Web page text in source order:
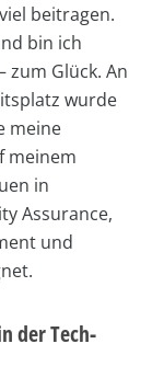
beitragen.
bin ich
zum Glück. An
wurde
meine
meinem
in
Assurance,
und
der Tech-